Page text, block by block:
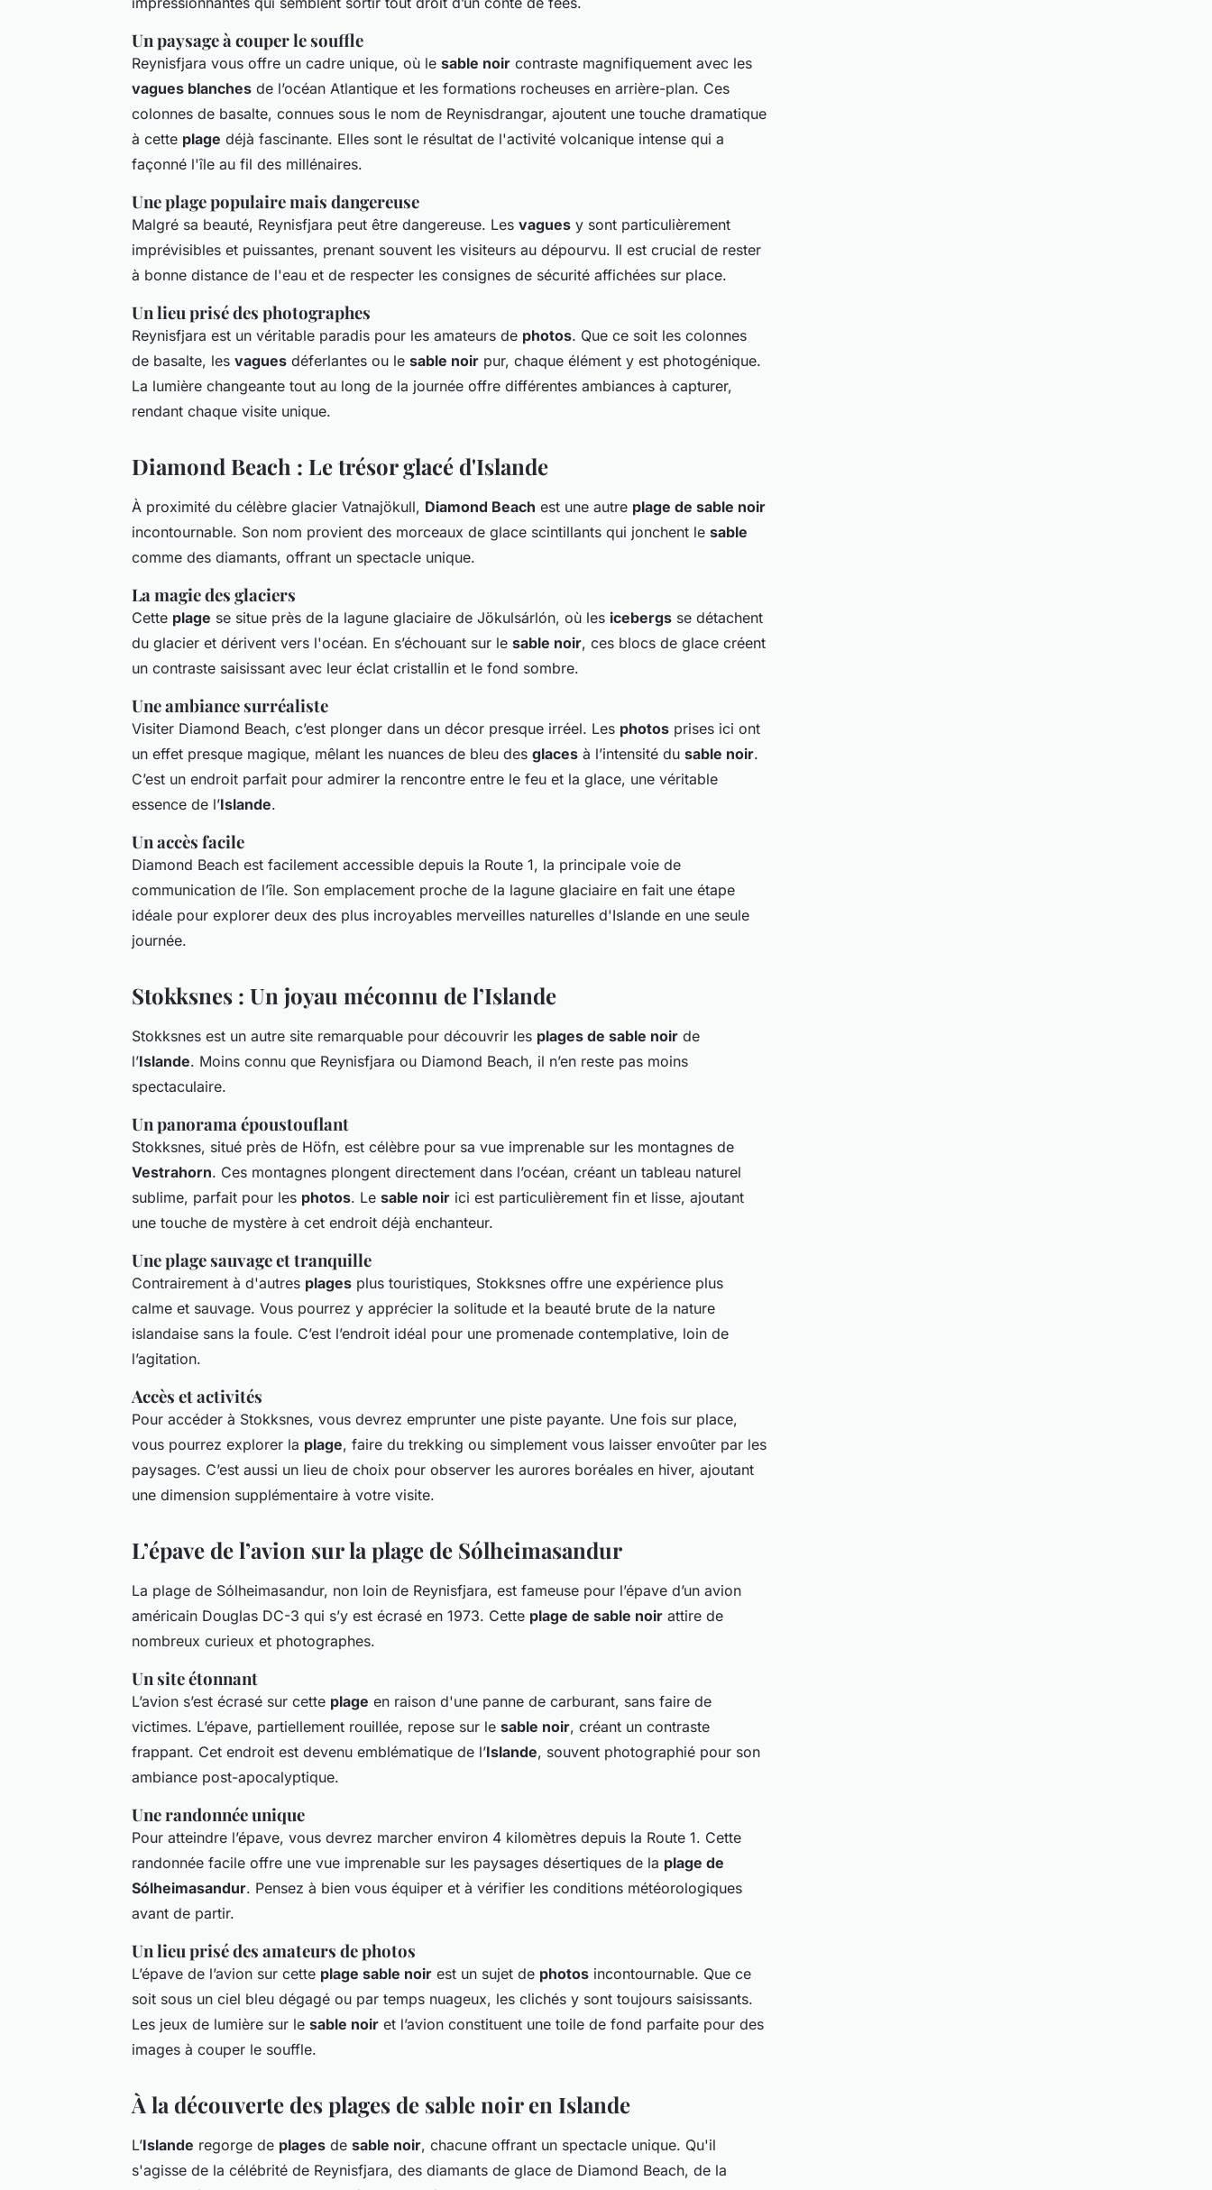
Un paysage à couper le souffle
Reynisfjara vous offre un cadre unique, où le sable noir contraste magnifiquement avec les
vagues blanches de l’océan Atlantique et les formations rocheuses en arrière-plan. Ces
colonnes de basalte, connues sous le nom de Reynisdrangar, ajoutent une touche dramatique
à cette plage déjà fascinante. Elles sont le résultat de l'activité volcanique intense qui a
façonné l'île au fil des millénaires.
Une plage populaire mais dangereuse
Malgré sa beauté, Reynisfjara peut être dangereuse. Les vagues y sont particulièrement
imprévisibles et puissantes, prenant souvent les visiteurs au dépourvu. Il est crucial de rester
à bonne distance de l'eau et de respecter les consignes de sécurité affichées sur place.
Un lieu prisé des photographes
Reynisfjara est un véritable paradis pour les amateurs de photos. Que ce soit les colonnes
de basalte, les vagues déferlantes ou le sable noir pur, chaque élément y est photogénique.
La lumière changeante tout au long de la journée offre différentes ambiances à capturer,
rendant chaque visite unique.
Diamond Beach : Le trésor glacé d'Islande
À proximité du célèbre glacier Vatnajökull, Diamond Beach est une autre plage de sable noir
incontournable. Son nom provient des morceaux de glace scintillants qui jonchent le sable
comme des diamants, offrant un spectacle unique.
La magie des glaciers
Cette plage se situe près de la lagune glaciaire de Jökulsárlón, où les icebergs se détachent
du glacier et dérivent vers l'océan. En s’échouant sur le sable noir, ces blocs de glace créent
un contraste saisissant avec leur éclat cristallin et le fond sombre.
Une ambiance surréaliste
Visiter Diamond Beach, c’est plonger dans un décor presque irréel. Les photos prises ici ont
un effet presque magique, mêlant les nuances de bleu des glaces à l’intensité du sable noir.
C’est un endroit parfait pour admirer la rencontre entre le feu et la glace, une véritable
essence de l’Islande.
Un accès facile
Diamond Beach est facilement accessible depuis la Route 1, la principale voie de
communication de l’île. Son emplacement proche de la lagune glaciaire en fait une étape
idéale pour explorer deux des plus incroyables merveilles naturelles d'Islande en une seule
journée.
Stokksnes : Un joyau méconnu de l’Islande
Stokksnes est un autre site remarquable pour découvrir les plages de sable noir de
l’Islande. Moins connu que Reynisfjara ou Diamond Beach, il n’en reste pas moins
spectaculaire.
Un panorama époustouflant
Stokksnes, situé près de Höfn, est célèbre pour sa vue imprenable sur les montagnes de
Vestrahorn. Ces montagnes plongent directement dans l’océan, créant un tableau naturel
sublime, parfait pour les photos. Le sable noir ici est particulièrement fin et lisse, ajoutant
une touche de mystère à cet endroit déjà enchanteur.
Une plage sauvage et tranquille
Contrairement à d'autres plages plus touristiques, Stokksnes offre une expérience plus
calme et sauvage. Vous pourrez y apprécier la solitude et la beauté brute de la nature
islandaise sans la foule. C’est l’endroit idéal pour une promenade contemplative, loin de
l’agitation.
Accès et activités
Pour accéder à Stokksnes, vous devrez emprunter une piste payante. Une fois sur place,
vous pourrez explorer la plage, faire du trekking ou simplement vous laisser envoûter par les
paysages. C’est aussi un lieu de choix pour observer les aurores boréales en hiver, ajoutant
une dimension supplémentaire à votre visite.
L’épave de l’avion sur la plage de Sólheimasandur
La plage de Sólheimasandur, non loin de Reynisfjara, est fameuse pour l’épave d’un avion
américain Douglas DC-3 qui s’y est écrasé en 1973. Cette plage de sable noir attire de
nombreux curieux et photographes.
Un site étonnant
L’avion s’est écrasé sur cette plage en raison d'une panne de carburant, sans faire de
victimes. L’épave, partiellement rouillée, repose sur le sable noir, créant un contraste
frappant. Cet endroit est devenu emblématique de l’Islande, souvent photographié pour son
ambiance post-apocalyptique.
Une randonnée unique
Pour atteindre l’épave, vous devrez marcher environ 4 kilomètres depuis la Route 1. Cette
randonnée facile offre une vue imprenable sur les paysages désertiques de la plage de
Sólheimasandur. Pensez à bien vous équiper et à vérifier les conditions météorologiques
avant de partir.
Un lieu prisé des amateurs de photos
L’épave de l’avion sur cette plage sable noir est un sujet de photos incontournable. Que ce
soit sous un ciel bleu dégagé ou par temps nuageux, les clichés y sont toujours saisissants.
Les jeux de lumière sur le sable noir et l’avion constituent une toile de fond parfaite pour des
images à couper le souffle.
À la découverte des plages de sable noir en Islande
L’Islande regorge de plages de sable noir, chacune offrant un spectacle unique. Qu'il
s'agisse de la célébrité de Reynisfjara, des diamants de glace de Diamond Beach, de la